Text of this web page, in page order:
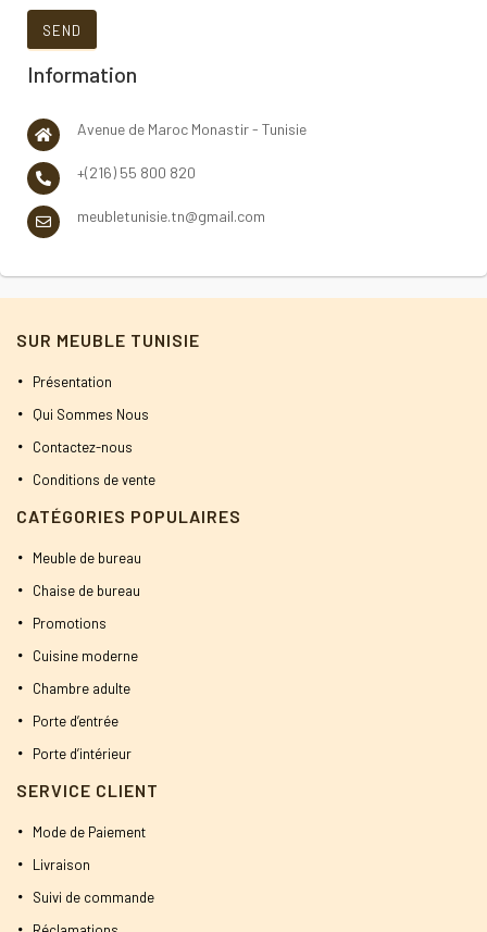
Information
Avenue de Maroc Monastir - Tunisie
+(216) 55 800 820
meubletunisie.tn@gmail.com
SUR MEUBLE TUNISIE
Présentation
Qui Sommes Nous
Contactez-nous
Conditions de vente
CATÉGORIES POPULAIRES
Meuble de bureau
Chaise de bureau
Promotions
Cuisine moderne
Chambre adulte
Porte d’entrée
Porte d’intérieur
SERVICE CLIENT
Mode de Paiement
Livraison
Suivi de commande